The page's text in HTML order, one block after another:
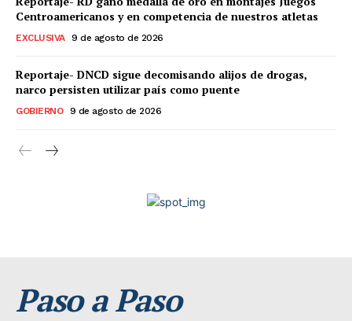
Centroamericanos y en competencia de nuestros atletas
EXCLUSIVA 9 de agosto de 2026
Reportaje- DNCD sigue decomisando alijos de drogas,
narco persisten utilizar país como puente
GOBIERNO 9 de agosto de 2026
Paso a Paso